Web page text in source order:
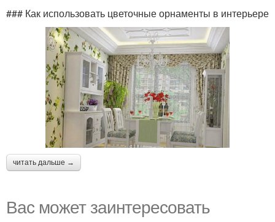
### Как использовать цветочные орнаменты в интерьере
читать дальше →
Вас может заинтересовать